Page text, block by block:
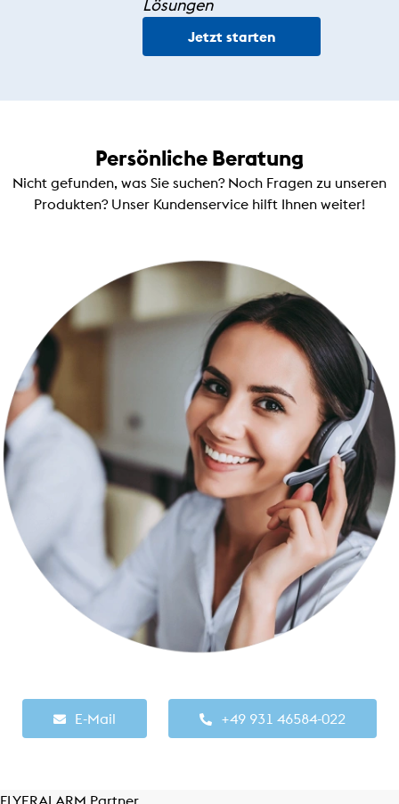
Lösungen
Jetzt starten
Persönliche Beratung
Nicht gefunden, was Sie suchen? Noch Fragen zu unseren
Produkten? Unser Kundenservice hilft Ihnen weiter!
E-Mail +49 931 46584-022